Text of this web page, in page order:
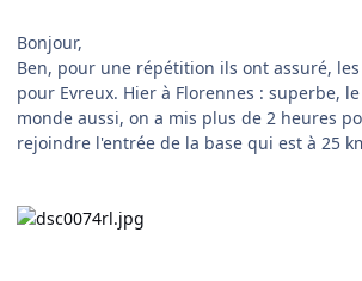
Bonjour,
Ben, pour une répétition ils ont assuré,
pour Evreux. Hier à Florennes : superbe,
monde aussi, on a mis plus de 2 heures
rejoindre l'entrée de la base qui est à 25